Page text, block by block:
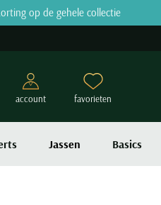
op de gehele collectie
Jassen Basics
account favorieten